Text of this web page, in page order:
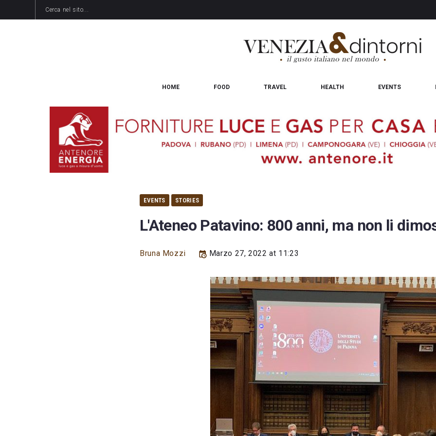
HOME FOOD TRAVEL HEALTH EVENTS
EVENTS STORIES
L'Ateneo Patavino: 800 anni, ma non li
Bruna Mozzi Marzo 27, 2022 at 11:23